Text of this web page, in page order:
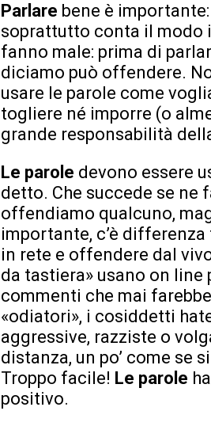
Parlare bene è
soprattutto conta il modo
fanno male: prima di
diciamo può offendere.
usare le parole come
togliere né imporre (o
grande responsabilità
Le parole devono essere
detto. Che succede se ne
offendiamo qualcuno,
importante, c’è
in rete e offendere dal
da tastiera» usano on line
commenti che mai
«odiatori», i cosiddetti
aggressive, razziste o
distanza, un po’ come se
Troppo facile! Le parole
positivo.